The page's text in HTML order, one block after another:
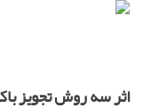
اثر سه روش تجویز